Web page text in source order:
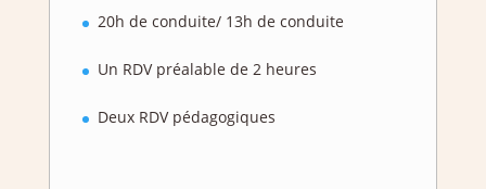
20h de conduite/ 13h de conduite
Un RDV préalable de 2 heures
Deux RDV pédagogiques